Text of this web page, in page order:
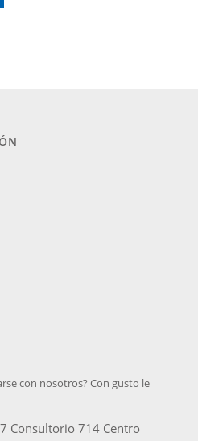
con nosotros? Con gusto le
Consultorio 714 Centro